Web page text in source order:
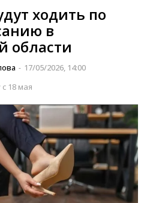
ходить по
в
области
- 17/05/2026, 14:00
18 мая